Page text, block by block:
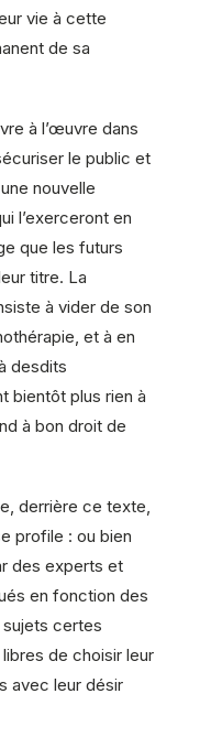
vie à cette
de sa
à l’œuvre dans
le public et
nouvelle
l’exerceront en
que les futurs
titre. La
à vider de son
et à en
desdits
bientôt plus rien à
à bon droit de
derrière ce texte,
profile : ou bien
des experts et
en fonction des
certes
de choisir leur
avec leur désir